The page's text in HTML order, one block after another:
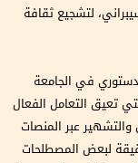
لتشجيع ثقافة
في الجامعة
تعيق التعامل الفعال
والتشهير عبر المنصات
لبعض المصطلحات